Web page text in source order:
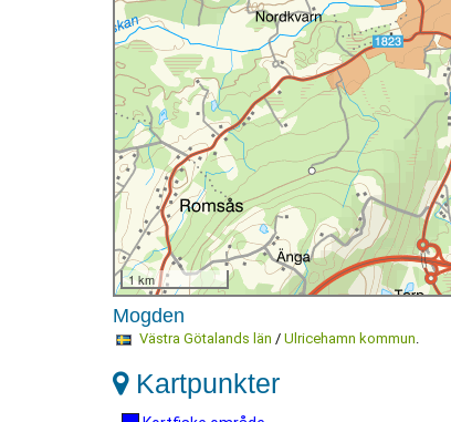
1 km
Mogden
Västra Götalands län / Ulricehamn kommun.
Kartpunkter